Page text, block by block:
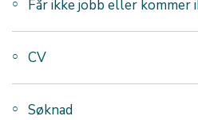
Får ikke jobb eller kommer
CV
Søknad